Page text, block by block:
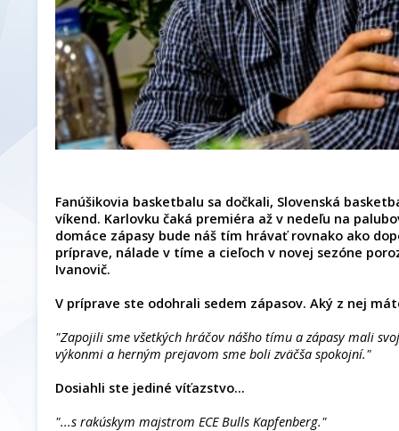
Fanúšikovia basketbalu sa dočkali, Slovenská
víkend. Karlovku čaká premiéra až v nedeľu na
domáce zápasy bude náš tím hrávať rovnako ako
príprave, nálade v tíme a cieľoch v novej sezóne
Ivanovič.
V príprave ste odohrali sedem zápasov. Aký z nej
"Zapojili sme všetkých hráčov nášho tímu a zápasy mali
výkonmi a herným prejavom sme boli zväčša spokojní."
Dosiahli ste jediné víťazstvo...
"...s rakúskym majstrom ECE Bulls Kapfenberg."